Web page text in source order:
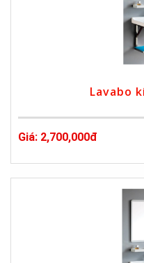
Lavabo
Giá: 2,700,000đ